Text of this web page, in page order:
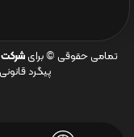
تمامی حقوقی © برای شرکت
پیگرد